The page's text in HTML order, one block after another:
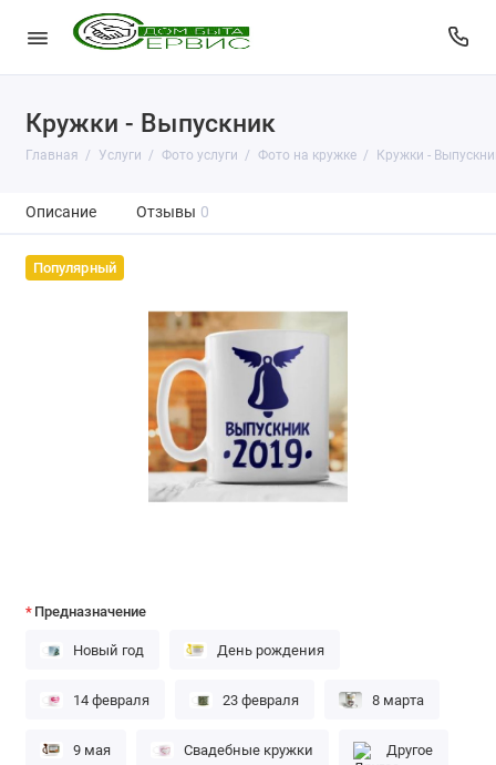
Кружки - Выпускник
Главная Услуги Фото услуги Фото на кружке Кружки -
Описание Отзывы 0
Популярный
Предназначение
Новый год День рождения
14 февраля 23 февраля 8 марта
9 мая Свадебные кружки Другое